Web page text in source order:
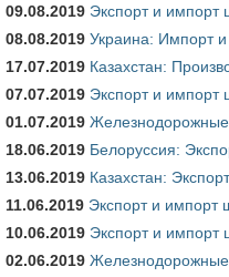
09.08.2019 Экспорт и импорт
08.08.2019 Украина: Импорт и
17.07.2019 Казахстан:
07.07.2019 Экспорт и импорт
01.07.2019 Железнодорожные
18.06.2019 Белоруссия:
13.06.2019 Казахстан:
11.06.2019 Экспорт и импорт
10.06.2019 Экспорт и импорт
02.06.2019 Железнодорожные